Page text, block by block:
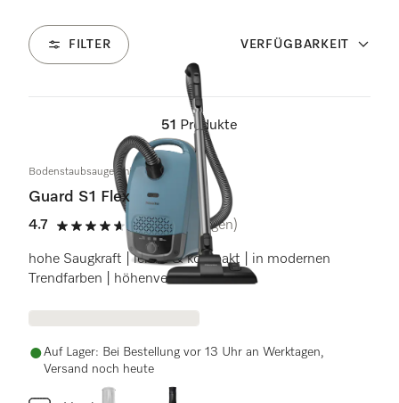
FILTER VERFÜGBARKEIT
51 Produkte
Bodenstaubsauger mit Beutel
Guard S1 Flex
4.7
4.7 Sterne von 5
(6 Bewertungen)
hohe Saugkraft | leicht & kompakt | in modernen
Trendfarben | höhenverstellbar
Auf Lager: Bei Bestellung vor 13 Uhr an Werktagen,
Versand noch heute